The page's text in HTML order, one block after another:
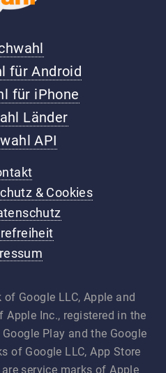
für Android
für iPhone
Länder
API
& Cookies
Google LLC, Apple and
Apple Inc., registered in the
Play and the Google
of Google LLC, App Store
service marks of Apple